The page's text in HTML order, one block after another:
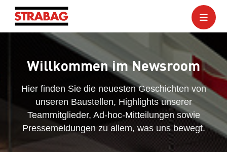
Willkommen im Newsroom
Hier finden Sie die neuesten Geschichten von
unseren Baustellen, Highlights unserer
Teammitglieder, Ad-hoc-Mitteilungen sowie
Pressemeldungen zu allem, was uns bewegt.